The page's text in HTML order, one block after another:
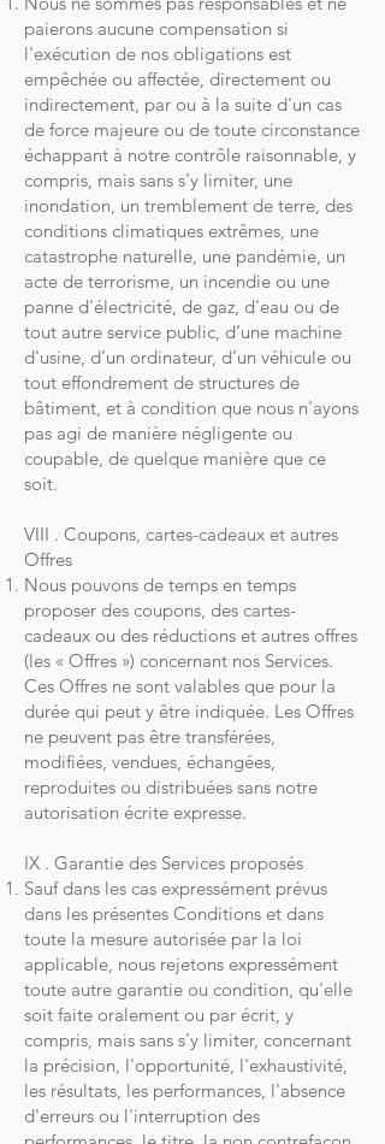
paierons aucune compensation si
l'exécution de nos obligations est
empêchée ou affectée, directement ou
indirectement, par ou à la suite d'un cas
de force majeure ou de toute circonstance
échappant à notre contrôle raisonnable, y
compris, mais sans s'y limiter, une
inondation, un tremblement de terre, des
conditions climatiques extrêmes, une
catastrophe naturelle, une pandémie, un
acte de terrorisme, un incendie ou une
panne d'électricité, de gaz, d'eau ou de
tout autre service public, d’une machine
d'usine, d’un ordinateur, d’un véhicule ou
tout effondrement de structures de
bâtiment, et à condition que nous n'ayons
pas agi de manière négligente ou
coupable, de quelque manière que ce
soit.
VIII . Coupons, cartes-cadeaux et autres
Offres
Nous pouvons de temps en temps
proposer des coupons, des cartes-
cadeaux ou des réductions et autres offres
(les « Offres ») concernant nos Services.
Ces Offres ne sont valables que pour la
durée qui peut y être indiquée. Les Offres
ne peuvent pas être transférées,
modifiées, vendues, échangées,
reproduites ou distribuées sans notre
autorisation écrite expresse.
IX . Garantie des Services proposés
Sauf dans les cas expressément prévus
dans les présentes Conditions et dans
toute la mesure autorisée par la loi
applicable, nous rejetons expressément
toute autre garantie ou condition, qu'elle
soit faite oralement ou par écrit, y
compris, mais sans s’y limiter, concernant
la précision, l'opportunité, l'exhaustivité,
les résultats, les performances, l'absence
d'erreurs ou l'interruption des